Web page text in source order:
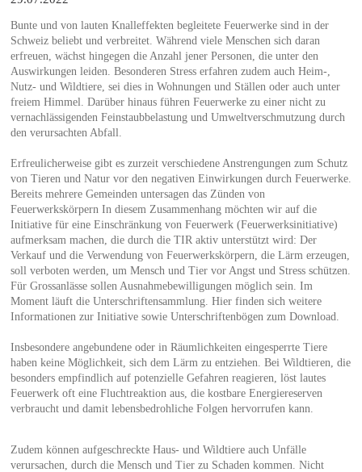
Bunte und von lauten Knalleffekten begleitete Feuerwerke sind in der
Schweiz beliebt und verbreitet. Während viele Menschen sich daran
erfreuen, wächst hingegen die Anzahl jener Personen, die unter den
Auswirkungen leiden. Besonderen Stress erfahren zudem auch Heim-,
Nutz- und Wildtiere, sei dies in Wohnungen und Ställen oder auch unter
freiem Himmel. Darüber hinaus führen Feuerwerke zu einer nicht zu
vernachlässigenden Feinstaubbelastung und Umweltverschmutzung durch
den verursachten Abfall.
Erfreulicherweise gibt es zurzeit verschiedene Anstrengungen zum Schutz
von Tieren und Natur vor den negativen Einwirkungen durch Feuerwerke.
Bereits mehrere Gemeinden untersagen das Zünden von
Feuerwerkskörpern In diesem Zusammenhang möchten wir auf die
Initiative für eine Einschränkung von Feuerwerk (Feuerwerksinitiative)
aufmerksam machen, die durch die TIR aktiv unterstützt wird: Der
Verkauf und die Verwendung von Feuerwerkskörpern, die Lärm erzeugen,
soll verboten werden, um Mensch und Tier vor Angst und Stress schützen.
Für Grossanlässe sollen Ausnahmebewilligungen möglich sein. Im
Moment läuft die Unterschriftensammlung. Hier finden sich weitere
Informationen zur Initiative sowie Unterschriftenbögen zum Download.
Insbesondere angebundene oder in Räumlichkeiten eingesperrte Tiere
haben keine Möglichkeit, sich dem Lärm zu entziehen. Bei Wildtieren, die
besonders empfindlich auf potenzielle Gefahren reagieren, löst lautes
Feuerwerk oft eine Fluchtreaktion aus, die kostbare Energiereserven
verbraucht und damit lebensbedrohliche Folgen hervorrufen kann.
Zudem können aufgeschreckte Haus- und Wildtiere auch Unfälle
verursachen, durch die Mensch und Tier zu Schaden kommen. Nicht